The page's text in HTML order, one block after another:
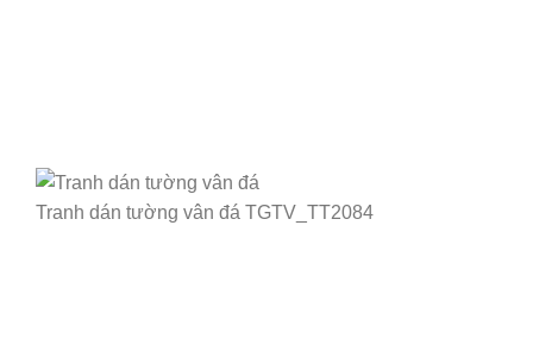
Tranh dán tường vân đá TGTV_TT2084